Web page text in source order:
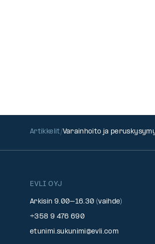
Artikkelit Varainhoito ja
EVLI OYJ
Arkisin 9.00–16.30 (vaihde)
+358 9 476 690
etunimi.sukunimi@evli.com